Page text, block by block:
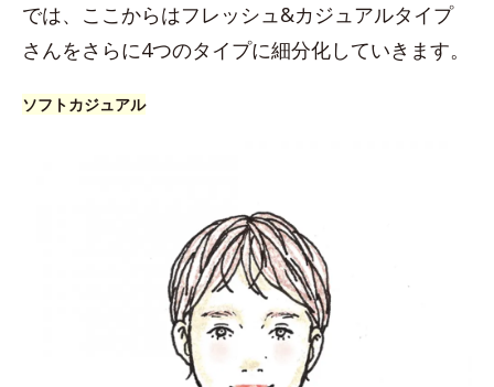
では、ここからはフレッシュ&カジュアルタイプ
さんをさらに4つのタイプに細分化していきます。
ソフトカジュアル